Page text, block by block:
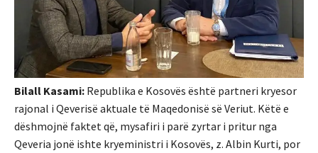
Bilall Kasami: Republika e Kosovës është partneri kryesor
rajonal i Qeverisë aktuale të Maqedonisë së Veriut. Këtë e
dëshmojnë faktet që, mysafiri i parë zyrtar i pritur nga
Qeveria jonë ishte kryeministri i Kosovës, z. Albin Kurti, por